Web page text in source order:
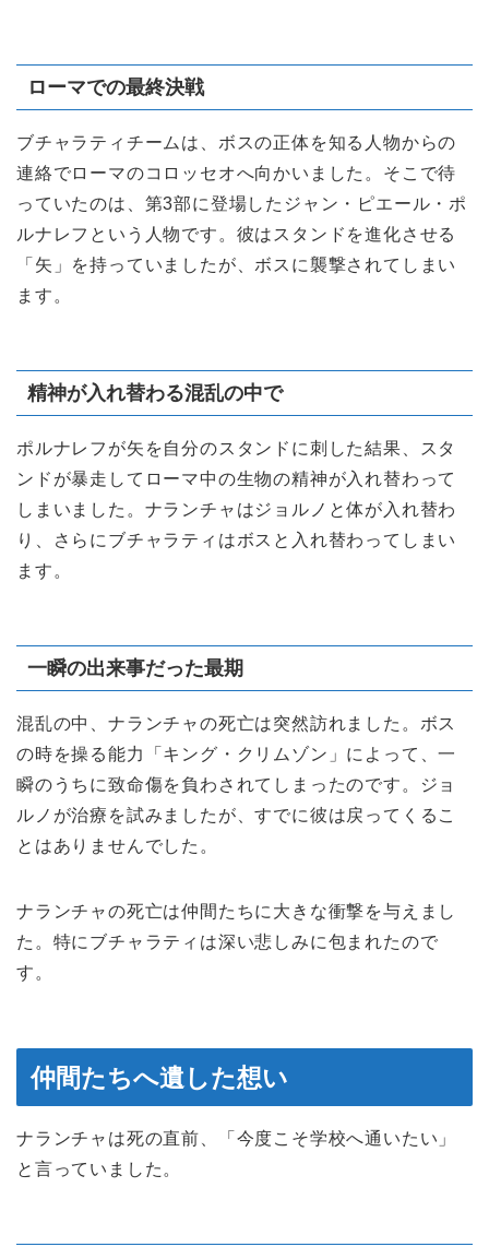
ローマでの最終決戦
ブチャラティチームは、ボスの正体を知る人物からの
連絡でローマのコロッセオへ向かいました。そこで待
っていたのは、第3部に登場したジャン・ピエール・ポ
ルナレフという人物です。彼はスタンドを進化させる
「矢」を持っていましたが、ボスに襲撃されてしまい
ます。
精神が入れ替わる混乱の中で
ポルナレフが矢を自分のスタンドに刺した結果、スタ
ンドが暴走してローマ中の生物の精神が入れ替わって
しまいました。ナランチャはジョルノと体が入れ替わ
り、さらにブチャラティはボスと入れ替わってしまい
ます。
一瞬の出来事だった最期
混乱の中、ナランチャの死亡は突然訪れました。ボス
の時を操る能力「キング・クリムゾン」によって、一
瞬のうちに致命傷を負わされてしまったのです。ジョ
ルノが治療を試みましたが、すでに彼は戻ってくるこ
とはありませんでした。
ナランチャの死亡は仲間たちに大きな衝撃を与えまし
た。特にブチャラティは深い悲しみに包まれたので
す。
仲間たちへ遺した想い
ナランチャは死の直前、「今度こそ学校へ通いたい」
と言っていました。